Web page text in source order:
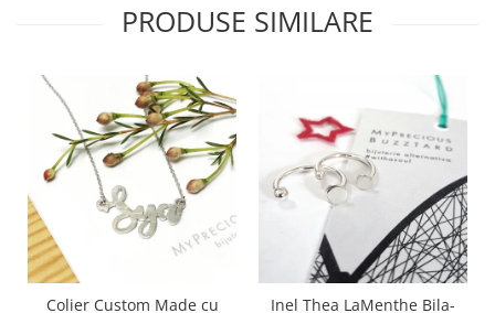
PRODUSE SIMILARE
Colier Custom Made cu
Inel Thea LaMenthe Bila-